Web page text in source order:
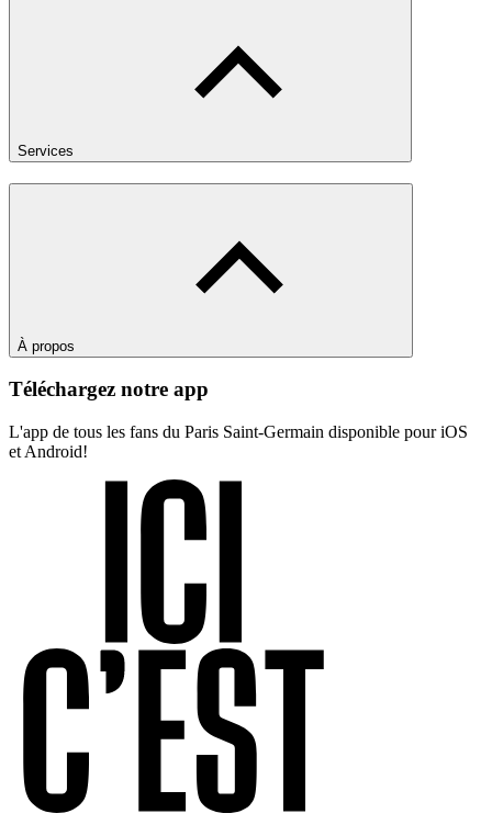
Services
À propos
Téléchargez notre app
L'app de tous les fans du Paris Saint-Germain disponible pour iOS
et Android!